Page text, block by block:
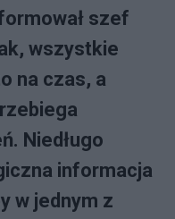
szef
wszystkie
na czas, a
Niedługo
informacja
w jednym z